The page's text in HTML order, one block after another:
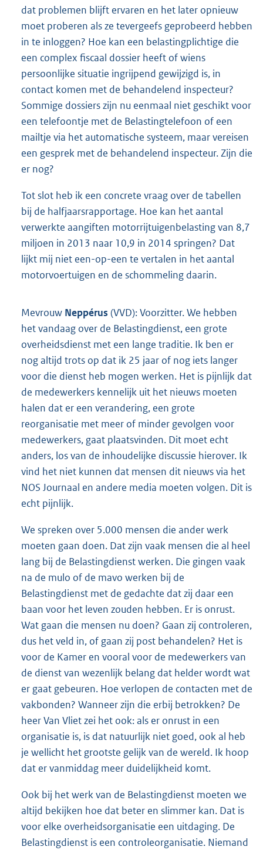
dat problemen blijft ervaren en het later opnieuw
moet proberen als ze tevergeefs geprobeerd hebben
in te inloggen? Hoe kan een belastingplichtige die
een complex fiscaal dossier heeft of wiens
persoonlijke situatie ingrijpend gewijzigd is, in
contact komen met de behandelend inspecteur?
Sommige dossiers zijn nu eenmaal niet geschikt voor
een telefoontje met de Belastingtelefoon of een
mailtje via het automatische systeem, maar vereisen
een gesprek met de behandelend inspecteur. Zijn die
er nog?
Tot slot heb ik een concrete vraag over de tabellen
bij de halfjaarsrapportage. Hoe kan het aantal
verwerkte aangiften motorrijtuigenbelasting van 8,7
miljoen in 2013 naar 10,9 in 2014 springen? Dat
lijkt mij niet een-op-een te vertalen in het aantal
motorvoertuigen en de schommeling daarin.
Mevrouw Neppérus (VVD): Voorzitter. We hebben
het vandaag over de Belastingdienst, een grote
overheidsdienst met een lange traditie. Ik ben er
nog altijd trots op dat ik 25 jaar of nog iets langer
voor die dienst heb mogen werken. Het is pijnlijk dat
de medewerkers kennelijk uit het nieuws moeten
halen dat er een verandering, een grote
reorganisatie met meer of minder gevolgen voor
medewerkers, gaat plaatsvinden. Dit moet echt
anders, los van de inhoudelijke discussie hierover. Ik
vind het niet kunnen dat mensen dit nieuws via het
NOS Journaal en andere media moeten volgen. Dit is
echt pijnlijk.
We spreken over 5.000 mensen die ander werk
moeten gaan doen. Dat zijn vaak mensen die al heel
lang bij de Belastingdienst werken. Die gingen vaak
na de mulo of de mavo werken bij de
Belastingdienst met de gedachte dat zij daar een
baan voor het leven zouden hebben. Er is onrust.
Wat gaan die mensen nu doen? Gaan zij controleren,
dus het veld in, of gaan zij post behandelen? Het is
voor de Kamer en vooral voor de medewerkers van
de dienst van wezenlijk belang dat helder wordt wat
er gaat gebeuren. Hoe verlopen de contacten met de
vakbonden? Wanneer zijn die erbij betrokken? De
heer Van Vliet zei het ook: als er onrust in een
organisatie is, is dat natuurlijk niet goed, ook al heb
je wellicht het grootste gelijk van de wereld. Ik hoop
dat er vanmiddag meer duidelijkheid komt.
Ook bij het werk van de Belastingdienst moeten we
altijd bekijken hoe dat beter en slimmer kan. Dat is
voor elke overheidsorganisatie een uitdaging. De
Belastingdienst is een controleorganisatie. Niemand